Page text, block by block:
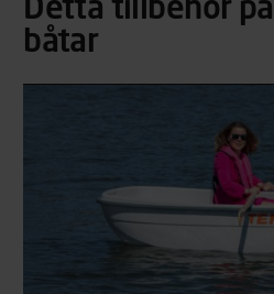
Detta tillbehör
båtar